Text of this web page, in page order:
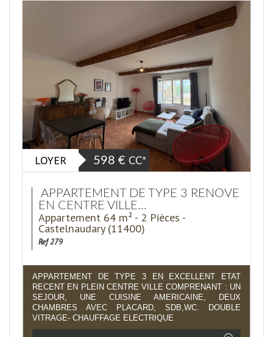
LOYER 598 € CC*
APPARTEMENT DE TYPE 3 RENOVE
EN CENTRE VILLE...
Appartement 64 m² - 2 Pièces -
Castelnaudary (11400)
Ref 279
APPARTEMENT DE TYPE 3 EN EXCELLENT ETAT
RECENT EN PLEIN CENTRE VILLE COMPRENANT : UN
SEJOUR, UNE CUISINE AMERICAINE, DEUX
CHAMBRES AVEC PLACARD, SDB,WC. DOUBLE
VITRAGE- CHAUFFAGE ELECTRIQUE